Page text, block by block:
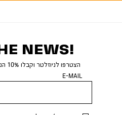
NEWS!
הצטרפו לניוזלטר וקבלו 10% הנחה לקנייה ראשונה באתר
E-MAIL